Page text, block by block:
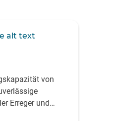
von
Erreger und